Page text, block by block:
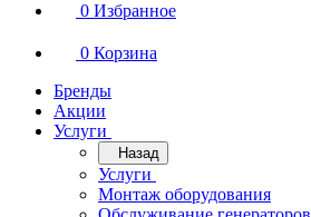
0 Избранное
0 Корзина
Бренды
Акции
Услуги
Назад
Услуги
Монтаж оборудования